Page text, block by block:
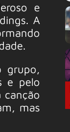
e
A
grupo,
e pelo
mas